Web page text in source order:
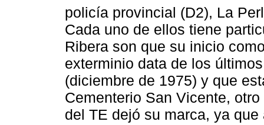
policía provincial (D2), La
Cada uno de ellos tiene
Ribera son que su inicio
exterminio data de los
(diciembre de 1975) y que
Cementerio San Vicente,
del TE dejó su marca, ya